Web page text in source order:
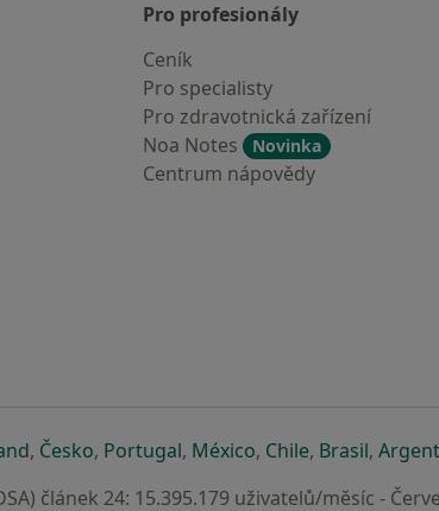
Pro profesionály
Ceník
Pro specialisty
Pro zdravotnická zařízení
Noa Notes
Novinka
Centrum nápovědy
záložce
se otevře v nové záložce
, Českose otevře v nové záložce
, Portugalse otevře v nové záložce
, Méxicose otevře v nové
, Chilese otevře v
, Brasilse
,
článek 24: 15.395.179 uživatelů/měsíc -